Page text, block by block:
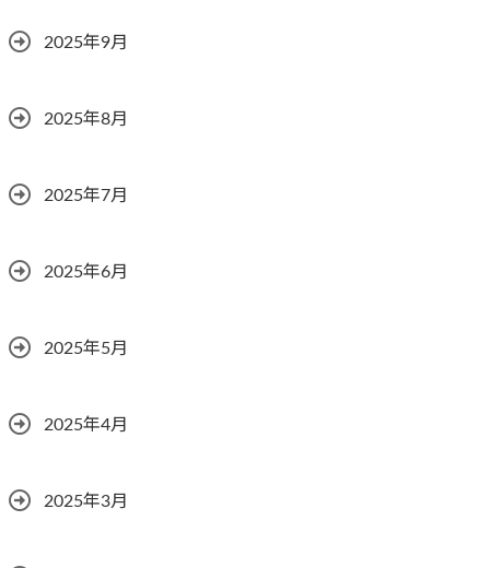
2025年9月
2025年8月
2025年7月
2025年6月
2025年5月
2025年4月
2025年3月